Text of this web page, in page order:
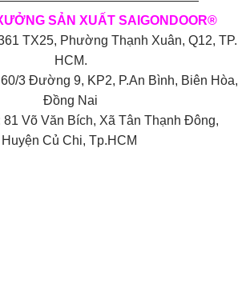
SẢN XUẤT SAIGONDOOR®
TX25, Phường Thạnh Xuân, Q12, TP.
HCM.
3 Đường 9, KP2, P.An Bình, Biên Hòa,
Đồng Nai
Võ Văn Bích, Xã Tân Thạnh Đông,
Huyện Củ Chi, Tp.HCM